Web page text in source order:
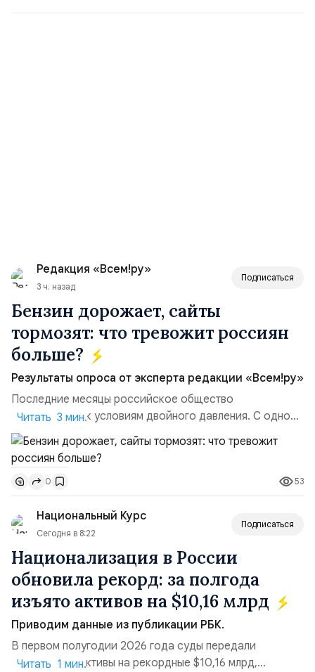
Редакция «Всем!ру»
3 ч. назад
Подписаться
Бензин дорожает, сайты
тормозят: что тревожит россиян
больше?
Результаты опроса от эксперта редакции «Всем!ру»
Последние месяцы российское общество
адаптируется к условиям двойного давления. С одной
стороны, происходит рост цен на товары первой
необходимости, инфляция и локальные сбои в
поставках бензина. А с другой – технологическая
турбулентность: перебои в работе интернета,
блокировки сайтов, необходимость осваивать VPN и
российские платформы.Что из этого бье...
Читать 3 мин.
0 53
Национальный Курс
Сегодня в 8:22
Подписаться
Национализация в России
обновила рекорд: за полгода
изъято активов на $10,16 млрд
Приводим данные из публикации РБК.
В первом полугодии 2026 года суды передали
государству активы на рекордные $10,16 млрд,
Читать 1 мин.